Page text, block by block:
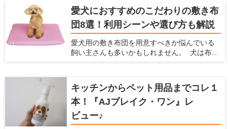
するとともに、舐めても大丈夫な理由とおす
すめアイテムを紹介します。
もなってしまいます。 愛猫にとって最適では
ない場所にトイレを設置しているなら、早め
に置き場所を見直した方が良いかもしれませ
ん。 この記事では、トイレに不満がある愛猫
のサインや、適切なトイレの場所、便利な猫
トイレアイテムを紹介します。
愛犬におすすめのこだわりの敷き布
団8選！利用シーンや選び方も解説
愛犬用の敷き布団を用意すべきか悩んでいる
飼い主さんも多いかもしれません。 犬は布団
緒に寝たがる子もいます。 この記事では、犬
が布団を好む理由を説明するとともに、おす
すめの敷布団8つとその選び方について解説し
ます。
キッチンからペット用品までコレ１
本！『AJブレイク・ワン』レ
ビュー♪